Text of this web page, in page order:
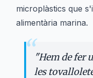
microplàstics que
alimentària marina.
“"Hem de fer
les